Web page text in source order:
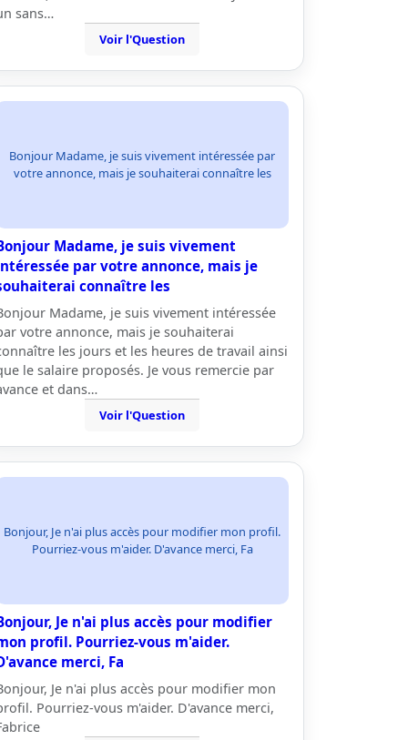
sans…
Voir l'Question
Bonjour Madame, je suis vivement intéressée par
votre annonce, mais je souhaiterai connaître les
Madame, je suis vivement
par votre annonce, mais je
connaître les
Madame, je suis vivement intéressée
votre annonce, mais je souhaiterai
les jours et les heures de travail ainsi
le salaire proposés. Je vous remercie par
et dans…
Voir l'Question
Bonjour, Je n'ai plus accès pour modifier mon profil.
Pourriez-vous m'aider. D'avance merci, Fa
Je n'ai plus accès pour modifier
profil. Pourriez-vous m'aider.
merci, Fa
Je n'ai plus accès pour modifier mon
Pourriez-vous m'aider. D'avance merci,